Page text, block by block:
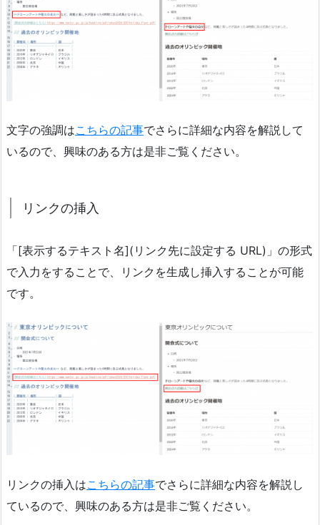
文字の強調はこちらの記事でさらに詳細な内容を解説して
いるので、興味のある方は是非ご覧ください。
リンクの挿入
「[表示するテキスト名](リンク先に設定する URL)」の形式
で入力をすることで、リンクを生成し挿入することが可能
です。
リンクの挿入はこちらの記事でさらに詳細な内容を解説し
ているので、興味のある方は是非ご覧ください。